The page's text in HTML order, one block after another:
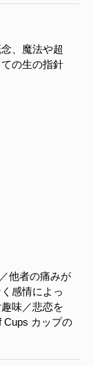
、魔法や超
の生の指針
他者の痛みが
感情によっ
味／悲恋を
Cups カップの